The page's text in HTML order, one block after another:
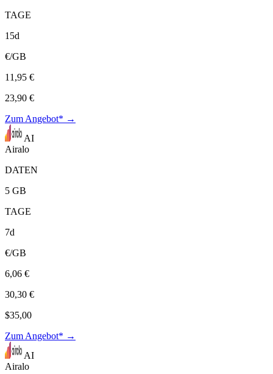
TAGE
15d
€/GB
11,95 €
23,90 €
Zum Angebot* →
AI
Airalo
DATEN
5 GB
TAGE
7d
€/GB
6,06 €
30,30 €
$35,00
Zum Angebot* →
AI
Airalo